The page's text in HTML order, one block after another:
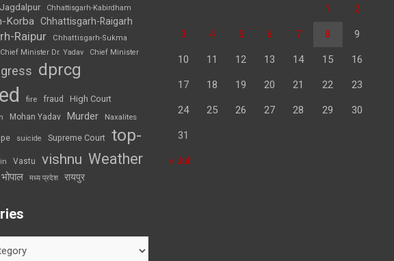
Chhattisgarh-Kabirdham
Korba Chhattisgarh-Raigarh
Raipur
Chhattisgarh-Sukma
Chief Minister Dr. Yadav Chief Minister
dprcg
fire fraud High Court
Mohan Yadav Murder Naxalites
suicide Supreme Court top-
Vastu vishnu Weather
भोपाल मध्य प्रदेश रायपुर
1 2
3 4 5 6 7 8 9
10 11 12 13 14 15 16
17 18 19 20 21 22 23
24 25 26 27 28 29 30
31
« Jul